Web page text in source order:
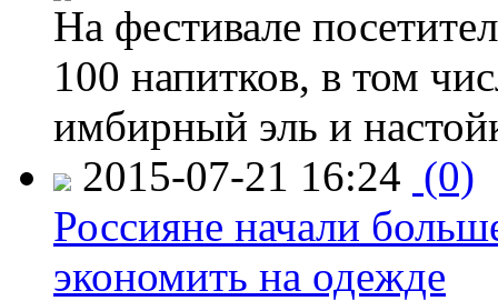
На фестивале
100 напитков, в том
имбирный эль и
2015-07-21 16:24 (0)
Россияне начали
экономить на одежде